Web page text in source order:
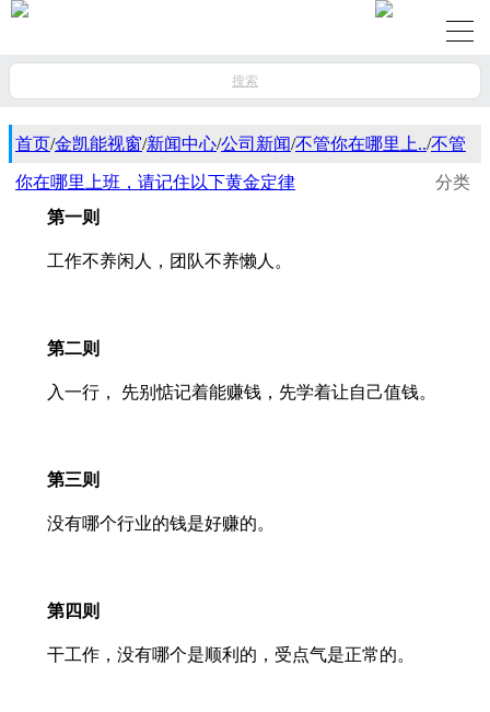
搜索
首页/金凯能视窗/新闻中心/公司新闻/不管你在哪里上../不管
你在哪里上班，请记住以下黄金定律
分类
第一则
工作不养闲人，团队不养懒人。
第二则
入一行， 先别惦记着能赚钱，先学着让自己值钱。
第三则
没有哪个行业的钱是好赚的。
第四则
干工作，没有哪个是顺利的，受点气是正常的。